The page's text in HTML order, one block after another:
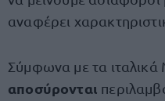
αναφέρει
Σύμφωνα με τα
αποσύρονται